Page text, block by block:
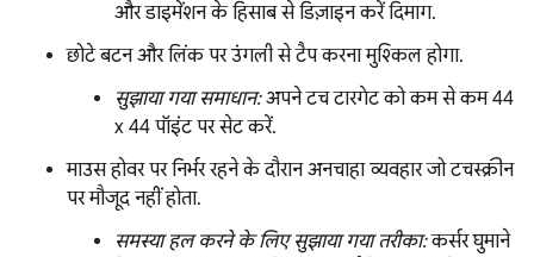
और डाइमेंशन के हिसाब से डिज़ाइन करें दिमाग.
छोटे बटन और लिंक पर उंगली से टैप करना मुश्किल होगा.
सुझाया गया समाधान:अपने टच टारगेट को कम से कम 44
x 44 पॉइंट पर सेट करें.
माउस होवर पर निर्भर रहने के दौरान अनचाहा व्यवहार जो टचस्क्रीन
पर मौजूद नहीं होता.
समस्या हल करने के लिए सुझाया गया तरीका:कर्सर घुमाने